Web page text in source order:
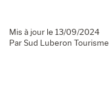
Mis à jour le 13/09/2024
Par Sud Luberon Tourisme